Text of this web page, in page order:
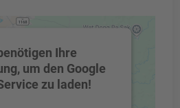
Ihre
um den Google
zu laden!